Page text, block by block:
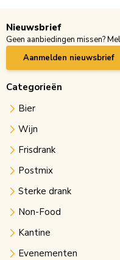
Nieuwsbrief
Geen aanbiedingen missen?
Aanmelden nieuwsbrief
Categorieën
Bier
Wijn
Frisdrank
Postmix
Sterke drank
Non-Food
Kantine
Evenementen